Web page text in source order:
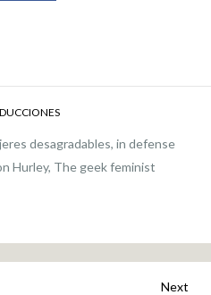
desagradables, in defense
Hurley, The geek feminist
Next